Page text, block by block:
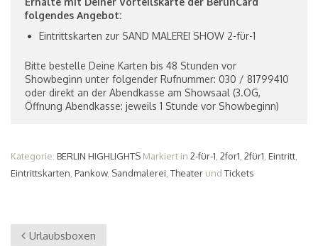
folgendes Angebot:
Eintrittskarten zur SAND MALEREI SHOW 2-für-1
Bitte bestelle Deine Karten bis 48 Stunden vor
Showbeginn unter folgender Rufnummer: 030 / 81799410
oder direkt an der Abendkasse am Showsaal (3.OG,
Öffnung Abendkasse: jeweils 1 Stunde vor Showbeginn)
Kategorie: BERLIN HIGHLIGHTS Markiert in 2-für-1, 2for1, 2für1, Eintritt,
Eintrittskarten, Pankow, Sandmalerei, Theater und Tickets
Urlaubsboxen